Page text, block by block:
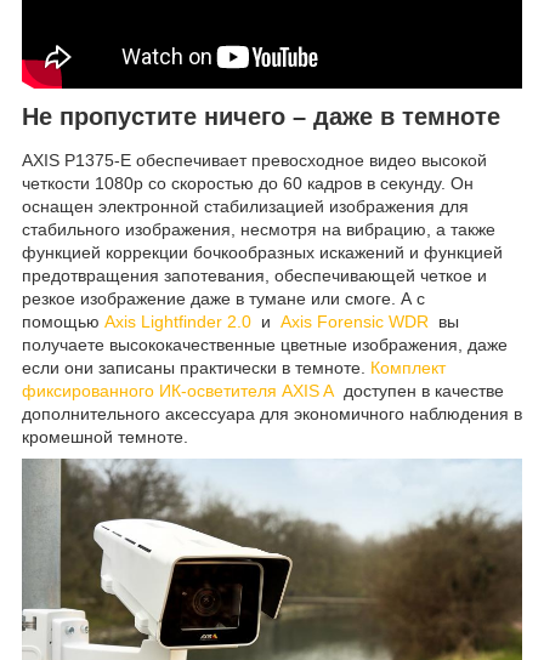
Не пропустите ничего – даже в темноте
AXIS P1375-E обеспечивает превосходное видео высокой
четкости 1080p со скоростью до 60 кадров в секунду. Он
оснащен электронной стабилизацией изображения для
стабильного изображения, несмотря на вибрацию, а также
функцией коррекции бочкообразных искажений и функцией
предотвращения запотевания, обеспечивающей четкое и
резкое изображение даже в тумане или смоге. А с
помощью Axis Lightfinder 2.0 и Axis Forensic WDR вы
получаете высококачественные цветные изображения, даже
если они записаны практически в темноте. Комплект
фиксированного ИК-осветителя AXIS A доступен в качестве
дополнительного аксессуара для экономичного наблюдения в
кромешной темноте.